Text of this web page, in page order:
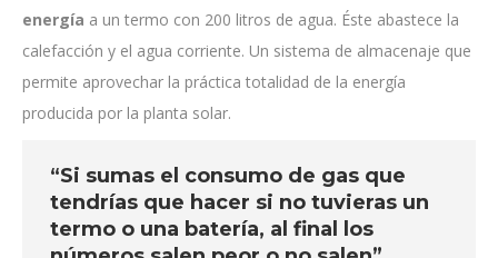
energía a un termo con 200 litros de agua. Éste abastece la
calefacción y el agua corriente. Un sistema de almacenaje que
permite aprovechar la práctica totalidad de la energía
producida por la planta solar.
“Si sumas el consumo de gas que
tendrías que hacer si no tuvieras un
termo o una batería, al final los